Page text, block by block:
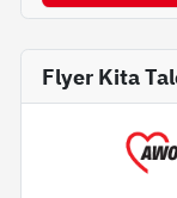
Flyer Kita